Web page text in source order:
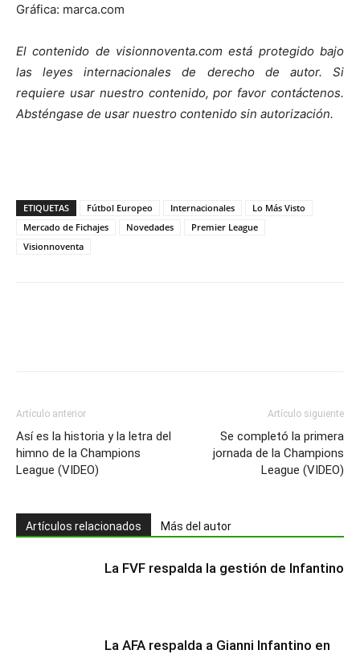
Gráfica: marca.com
El contenido de visionnoventa.com está protegido bajo
las leyes internacionales de derecho de autor. Si
requiere usar nuestro contenido, por favor contáctenos.
Absténgase de usar nuestro contenido sin autorización.
ETIQUETAS Fútbol Europeo Internacionales
Lo Más Visto
Mercado de Fichajes
Novedades
Premier League
Visionnoventa
Artículo anterior
Así es la historia y la letra del
himno de la Champions
League (VIDEO)
Artículo siguiente
Se completó la primera
jornada de la Champions
League (VIDEO)
Artículos relacionados Más del autor
La FVF respalda la gestión de Infantino
La AFA respalda a Gianni Infantino en